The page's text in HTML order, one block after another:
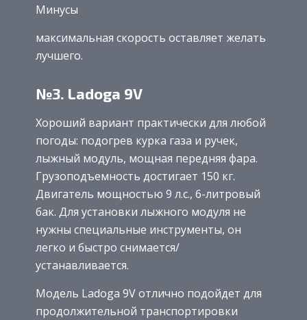
Минусы
максимальная скорость оставляет желать
лучшего.
№3. Ladoga 9V
Хороший вариант практически для любой
погоды: подогрев курка газа и ручек,
лыжный модуль, мощная передняя фара.
Грузоподъемность достигает 150 кг.
Двигатель мощностью 9 л.с., 6-литровый
бак. Для установки лыжного модуля не
нужны специальные инструменты, он
легко и быстро снимается/
устанавливается.
Модель Ladoga 9V отлично подойдет для
продолжительной транспортировки